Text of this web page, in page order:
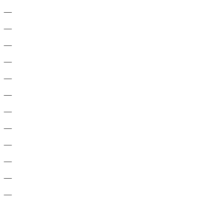
—
—
—
—
—
—
—
—
—
—
—
—